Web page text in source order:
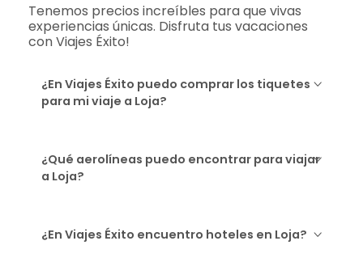
Tenemos precios increíbles para que vivas
experiencias únicas. Disfruta tus vacaciones
con Viajes Éxito!
¿En Viajes Éxito puedo comprar los tiquetes
para mi viaje a Loja?
¿Qué aerolíneas puedo encontrar para viajar
a Loja?
¿En Viajes Éxito encuentro hoteles en Loja?